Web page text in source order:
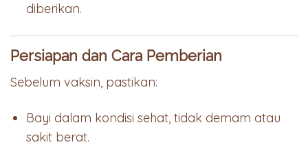
diberikan.
Persiapan dan Cara Pemberian
Sebelum vaksin, pastikan:
Bayi dalam kondisi sehat, tidak demam atau
sakit berat.